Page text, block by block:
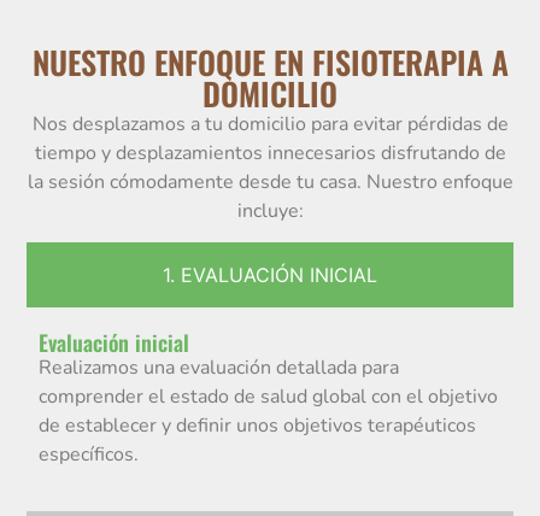
NUESTRO ENFOQUE EN FISIOTERAPIA A
DOMICILIO
Nos desplazamos a tu domicilio para evitar pérdidas de
tiempo y desplazamientos innecesarios disfrutando de
la sesión cómodamente desde tu casa. Nuestro enfoque
incluye:
1. EVALUACIÓN INICIAL
Evaluación inicial
Realizamos una evaluación detallada para
comprender el estado de salud global con el objetivo
de establecer y definir unos objetivos terapéuticos
específicos.